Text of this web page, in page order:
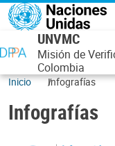
Pasar al contenido
UNVMC
Misión de
Colombia
Inicio Infografías
Infografías